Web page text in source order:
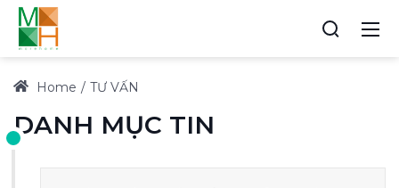
Home TƯ VẤN
DANH MỤC TIN